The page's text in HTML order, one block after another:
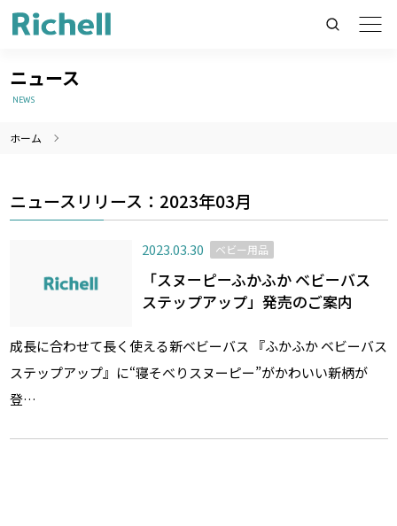
製品情報のみを検索
ニュース
NEWS
ホーム
ニュースリリース：2023年03月
2023.03.30 ベビー用品
「スヌーピーふかふか ベビーバス
ステップアップ」発売のご案内
成長に合わせて長く使える新ベビーバス 『ふかふか ベビーバス
ステップアップ』に“寝そべりスヌーピー”がかわいい新柄が
登…